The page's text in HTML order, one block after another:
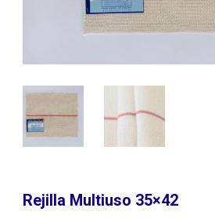
Rejilla Multiuso 35×42